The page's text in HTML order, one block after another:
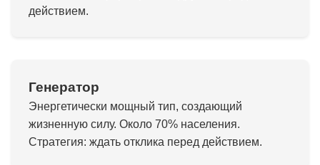
действием.
Генератор
Энергетически мощный тип, создающий
жизненную силу. Около 70% населения.
Стратегия: ждать отклика перед действием.